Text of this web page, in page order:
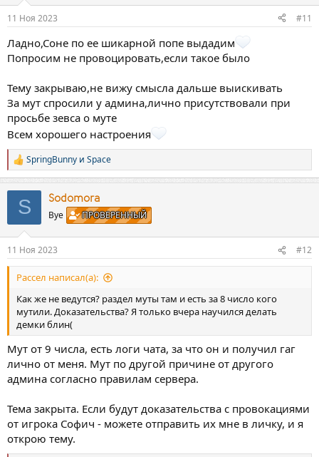
11 Ноя 2023 #11
Ладно,Соне по ее шикарной попе выдадим
Попросим не провоцировать,если такое было
Тему закрываю,не вижу смысла дальше выискивать
За мут спросили у админа,лично присутствовали при
просьбе зевса о муте
Всем хорошего настроения
Р
е
SpringBunny и Space
S Sodomora
Bye ПРОВЕРЕННЫЙ
11 Ноя 2023 #12
Рассел написал(а):
Как же не ведутся? раздел муты там и есть за 8 число кого
мутили. Доказательства? Я только вчера научился делать
демки блин(
Мут от 9 числа, есть логи чата, за что он и получил гаг
лично от меня. Мут по другой причине от другого
админа согласно правилам сервера.
Тема закрыта. Если будут доказательства с провокациями
от игрока Софич - можете отправить их мне в личку, и я
открою тему.